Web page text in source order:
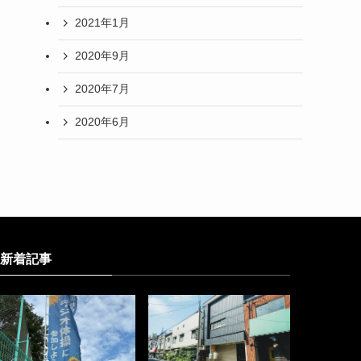
2021年1月
2020年9月
2020年7月
2020年6月
新着記事